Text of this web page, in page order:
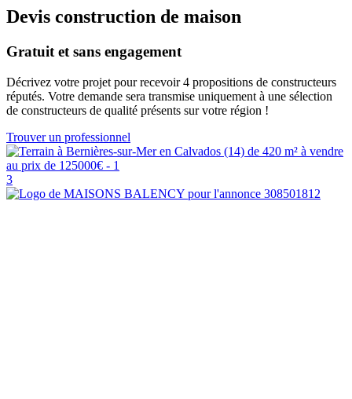
Devis construction de maison
Gratuit et sans engagement
Décrivez votre projet pour recevoir 4 propositions de constructeurs
réputés. Votre demande sera transmise uniquement à une sélection
de constructeurs de qualité présents sur votre région !
Trouver un professionnel
3